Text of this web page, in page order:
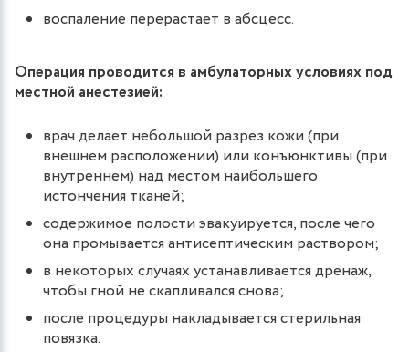
воспаление перерастает в абсцесс.
Операция проводится в амбулаторных условиях под
местной анестезией:
врач делает небольшой разрез кожи (при
внешнем расположении) или конъюнктивы (при
внутреннем) над местом наибольшего
истончения тканей;
содержимое полости эвакуируется, после чего
она промывается антисептическим раствором;
в некоторых случаях устанавливается дренаж,
чтобы гной не скапливался снова;
после процедуры накладывается стерильная
повязка.